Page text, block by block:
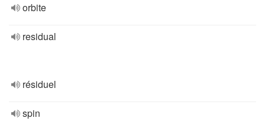
orbite
residual
résiduel
spin